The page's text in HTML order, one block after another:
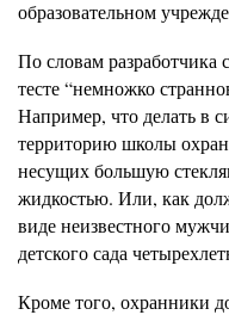
образовательном
По словам разработчика
тесте “немножко
Например, что делать в
территорию школы
несущих большую
жидкостью. Или, как
виде неизвестного
детского сада
Кроме того, охранники